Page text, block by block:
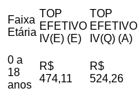
Faixa
Etária
TOP
EFETIVO
IV(E) (E)
TOP
EFETIVO
IV(Q) (A)
0 a
18
anos
R$
474,11
R$
524,26